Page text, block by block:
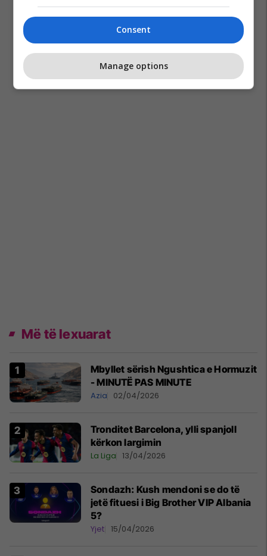
Më të lexuarat
Mbyllet sërish Ngushtica e Hormuzit
- MINUTË PAS MINUTE
Azia 02/04/2026
Tronditet Barcelona, ylli spanjoll
kërkon largimin
La Liga 13/04/2026
Sondazh: Kush mendoni se do të
jetë fituesi i Big Brother VIP Albania
5?
Yjet 15/04/2026
Consent
Manage options